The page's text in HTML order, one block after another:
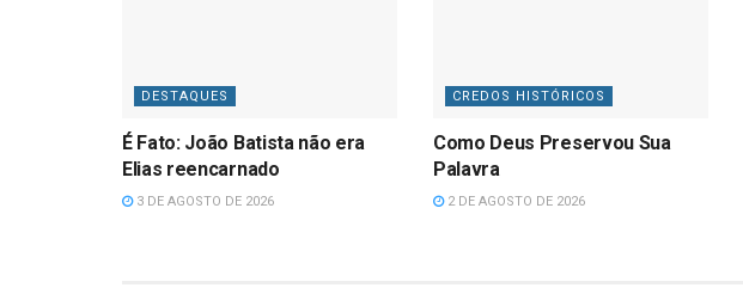
DESTAQUES
É Fato: João Batista não era
Elias reencarnado
3 DE AGOSTO DE 2026
CREDOS HISTÓRICOS
Como Deus Preservou Sua
Palavra
2 DE AGOSTO DE 2026